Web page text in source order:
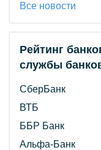
Все новости
Рейтинг
службы
СберБанк
ВТБ
ББР Банк
Альфа-Банк